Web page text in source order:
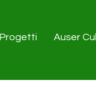
Progetti Auser